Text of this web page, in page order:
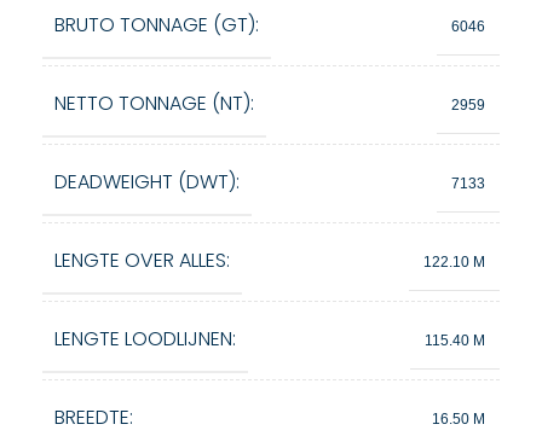
BRUTO TONNAGE (GT): 6046
NETTO TONNAGE (NT): 2959
DEADWEIGHT (DWT): 7133
LENGTE OVER ALLES: 122.10 M
LENGTE LOODLIJNEN: 115.40 M
BREEDTE: 16.50 M